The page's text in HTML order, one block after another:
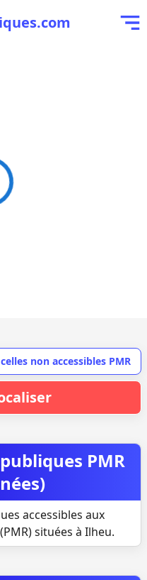
non accessibles PMR
PMR
accessibles aux
situées à Ilheu.